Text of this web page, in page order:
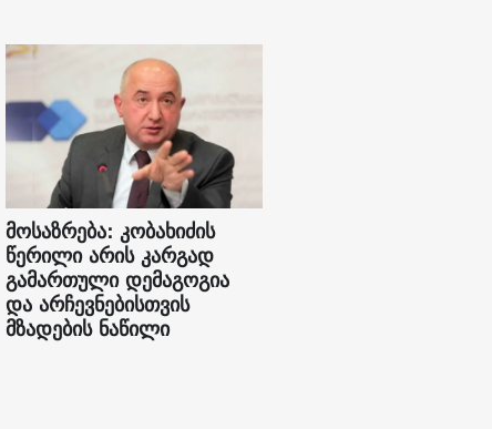
მოსაზრება: კობახიძის
წერილი არის კარგად
გამართული დემაგოგია
და არჩევნებისთვის
მზადების ნაწილი